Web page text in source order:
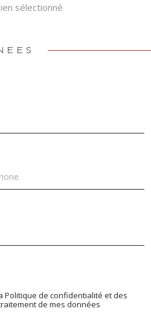
VOUS
sélectionné
Politique de confidentialité et des
de mes données